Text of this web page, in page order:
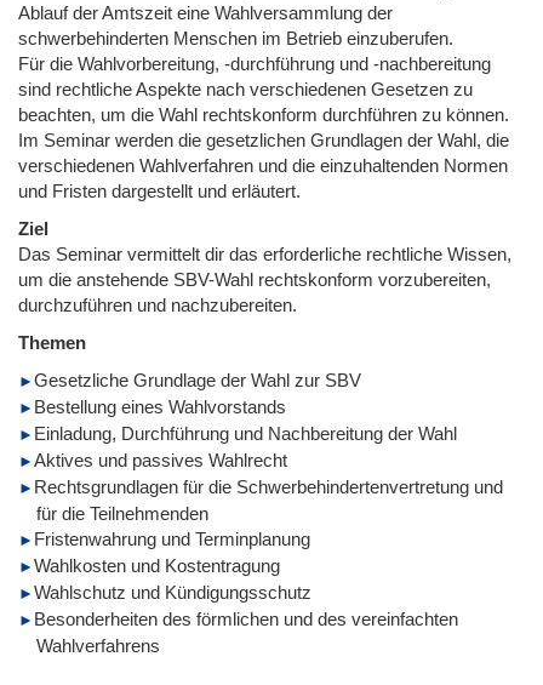
Ablauf der Amtszeit eine Wahlversammlung der
schwerbehinderten Menschen im Betrieb einzuberufen.
Für die Wahlvorbereitung, -durchführung und -nachbereitung
sind rechtliche Aspekte nach verschiedenen Gesetzen zu
beachten, um die Wahl rechtskonform durchführen zu können.
Im Seminar werden die gesetzlichen Grundlagen der Wahl, die
verschiedenen Wahlverfahren und die einzuhaltenden Normen
und Fristen dargestellt und erläutert.
Ziel
Das Seminar vermittelt dir das erforderliche rechtliche Wissen,
um die anstehende SBV-Wahl rechtskonform vorzubereiten,
durchzuführen und nachzubereiten.
Themen
Gesetzliche Grundlage der Wahl zur SBV
Bestellung eines Wahlvorstands
Einladung, Durchführung und Nachbereitung der Wahl
Aktives und passives Wahlrecht
Rechtsgrundlagen für die Schwerbehindertenvertretung und
für die Teilnehmenden
Fristenwahrung und Terminplanung
Wahlkosten und Kostentragung
Wahlschutz und Kündigungsschutz
Besonderheiten des förmlichen und des vereinfachten
Wahlverfahrens